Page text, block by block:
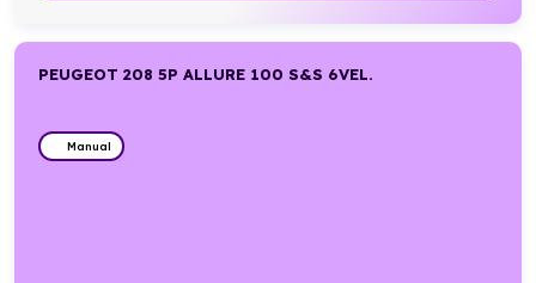
PEUGEOT 208 5P ALLURE 100 S&S 6VEL.
Manual